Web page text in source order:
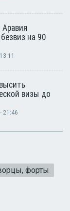
Аравия
на 90
визы до
21:46
форты